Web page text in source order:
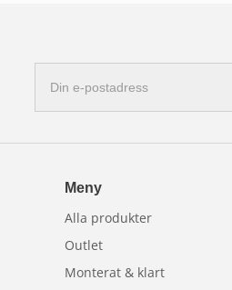
postadress
Meny
Alla produkter
Outlet
Monterat & klart